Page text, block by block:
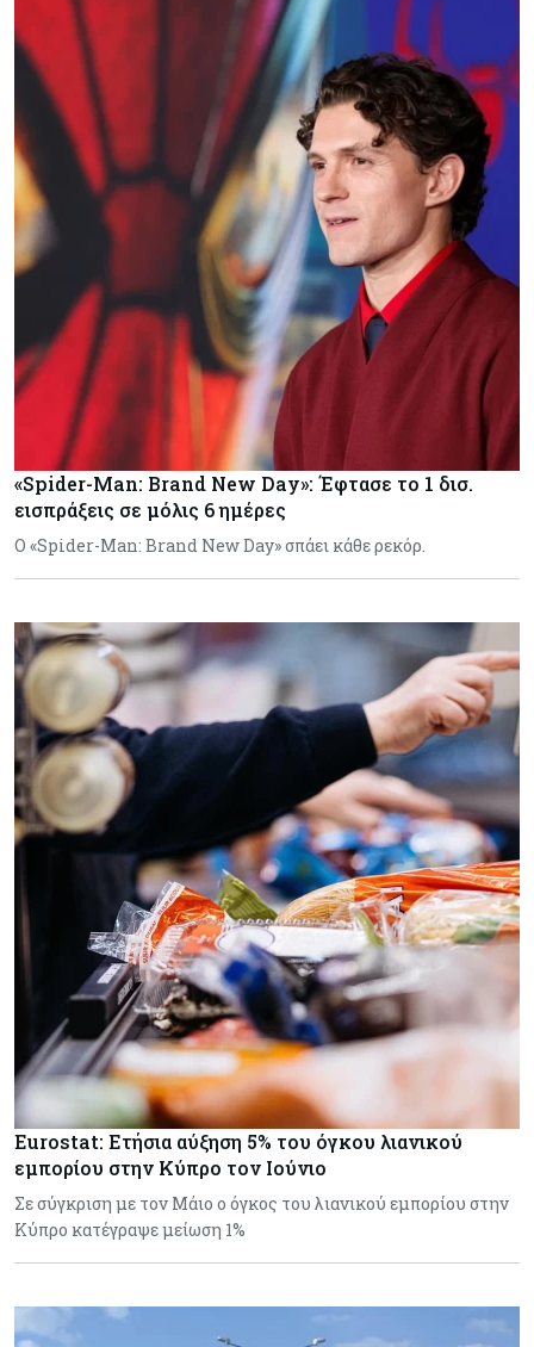
«Spider-Man: Brand New Day»: Έφτασε το 1 δισ.
εισπράξεις σε μόλις 6 ημέρες
Ο «Spider-Man: Brand New Day» σπάει κάθε ρεκόρ.
Eurostat: Ετήσια αύξηση 5% του όγκου λιανικού
εμπορίου στην Κύπρο τον Ιούνιο
Σε σύγκριση με τον Μάιο ο όγκος του λιανικού εμπορίου στην
Κύπρο κατέγραψε μείωση 1%